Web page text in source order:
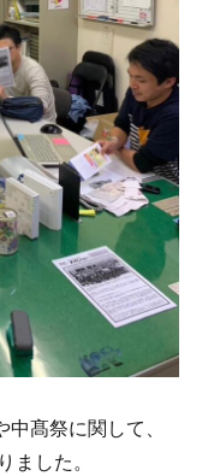
髙祭に関して、
ました。